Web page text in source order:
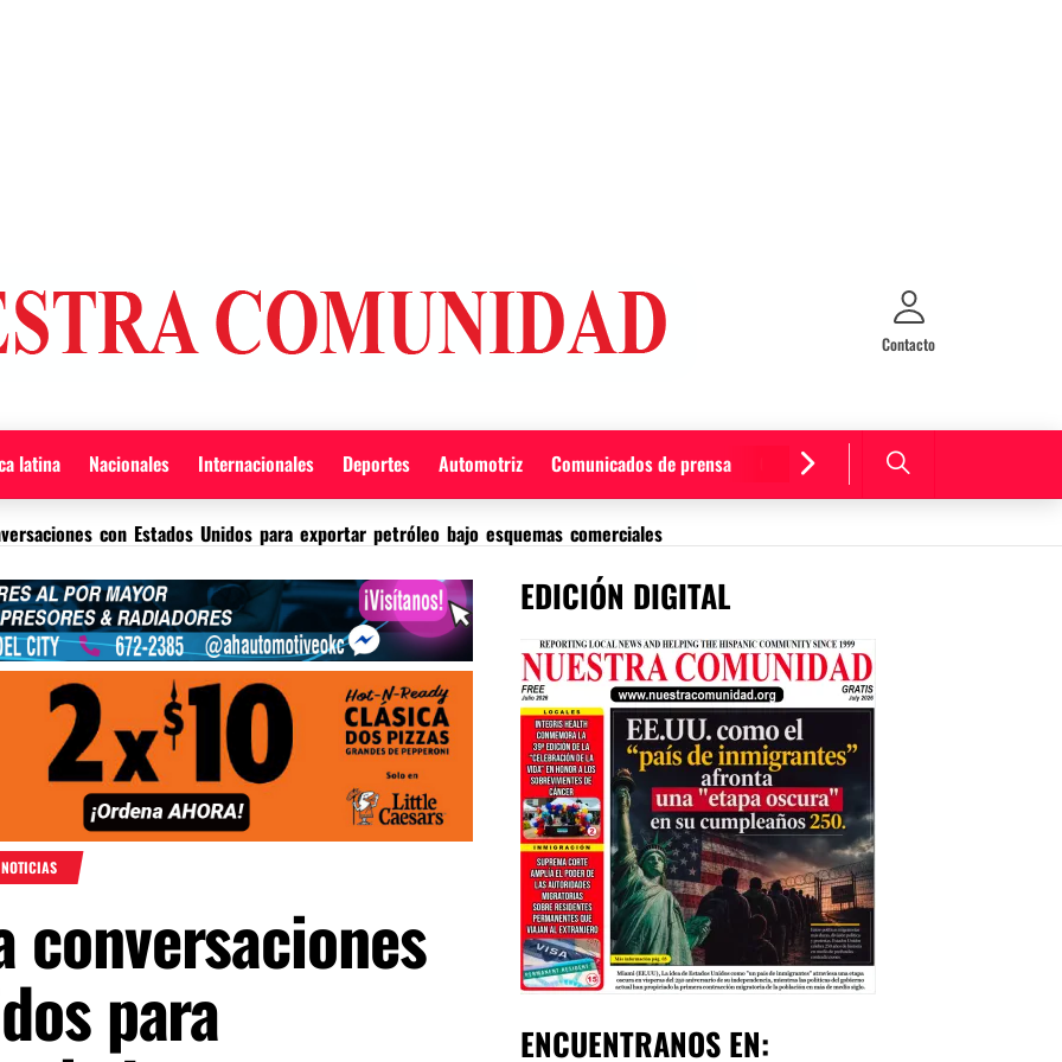
Contacto
latina Nacionales Internacionales Deportes Automotriz Comunicados de prensa Cultura y entretenimiento
con Estados Unidos para exportar petróleo bajo esquemas comerciales
conversaciones
para
EDICIÓN DIGITAL
ENCUENTRANOS EN: